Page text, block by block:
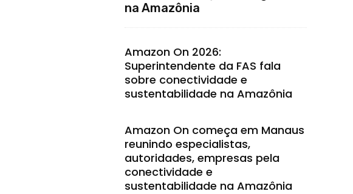
na Amazônia
Amazon On 2026:
Superintendente da FAS fala
sobre conectividade e
sustentabilidade na Amazônia
Amazon On começa em Manaus
reunindo especialistas,
autoridades, empresas pela
conectividade e
sustentabilidade na Amazônia